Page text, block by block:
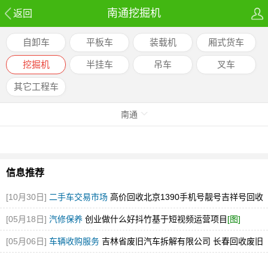
返回 南通挖掘机
自卸车 平板车 装载机 厢式货车
挖掘机 半挂车 吊车 叉车
其它工程车
南通
信息推荐
[10月30日] 二手车交易市场 高价回收北京1390手机号靓号吉祥号回收
北京号[图]
[05月18日] 汽修保养 创业做什么好抖竹基于短视频运营项目 [图]
[05月06日] 车辆收购服务 吉林省废旧汽车拆解有限公司 长春回收废旧